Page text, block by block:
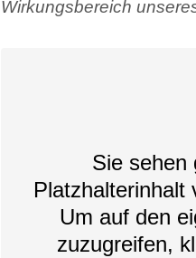
Wirkungsbereich
Sie sehen
Platzhalterinhalt
Um auf den
zuzugreifen,